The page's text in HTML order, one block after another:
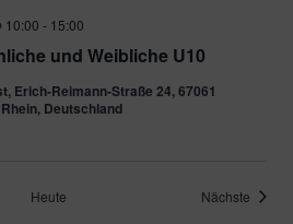
und Weibliche U10
10:00 - 15:00
Erich-Reimann-Straße 24, 67061
Deutschland
Heute Nächste